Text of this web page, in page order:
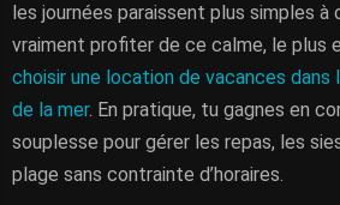
les journées paraissent plus simples à
vraiment profiter de ce calme, le plus
choisir une location de vacances dans
de la mer. En pratique, tu gagnes en
souplesse pour gérer les repas, les
plage sans contrainte d’horaires.